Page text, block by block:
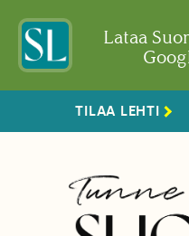
Lataa
TILAA LEHTI